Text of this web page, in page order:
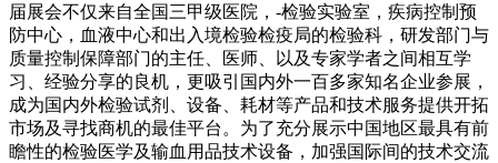
届展会不仅来自全国三甲级医院，-检验实验室，疾病控制预
防中心，血液中心和出入境检验检疫局的检验科，研发部门与
质量控制保障部门的主任、医师、以及专家学者之间相互学
习、经验分享的良机，更吸引国内外一百多家知名企业参展，
成为国内外检验试剂、设备、耗材等产品和技术服务提供开拓
市场及寻找商机的最佳平台。为了充分展示中国地区最具有前
瞻性的检验医学及输血用品技术设备，加强国际间的技术交流